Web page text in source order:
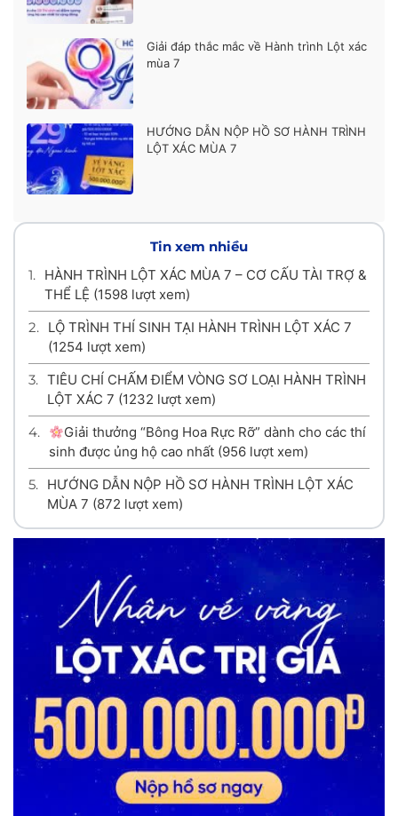
Giải đáp thắc mắc về Hành trình Lột xác
mùa 7
HƯỚNG DẪN NỘP HỒ SƠ HÀNH TRÌNH
LỘT XÁC MÙA 7
Tin xem nhiều
1. HÀNH TRÌNH LỘT XÁC MÙA 7 – CƠ CẤU TÀI TRỢ &
THỂ LỆ (1598 lượt xem)
2.
LỘ TRÌNH THÍ SINH TẠI HÀNH TRÌNH LỘT XÁC 7
(1254 lượt xem)
3. TIÊU CHÍ CHẤM ĐIỂM VÒNG SƠ LOẠI HÀNH TRÌNH
LỘT XÁC 7 (1232 lượt xem)
4.
Giải thưởng “Bông Hoa Rực Rỡ” dành cho các thí
sinh được ủng hộ cao nhất (956 lượt xem)
5. HƯỚNG DẪN NỘP HỒ SƠ HÀNH TRÌNH LỘT XÁC
MÙA 7 (872 lượt xem)